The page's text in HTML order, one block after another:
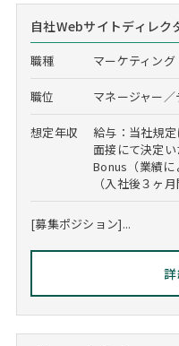
自社Webサイトディレク
職種 マーケティン
職位 マネージャー
想定年収
給与：当社規定
面接にて決定
Bonus（業績に
（入社後３ヶ
[募集ポジション]...